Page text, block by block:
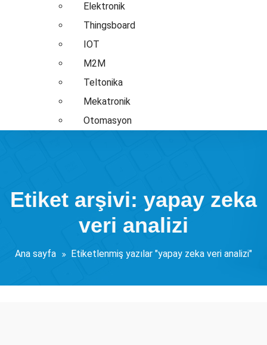
Elektronik
Thingsboard
IOT
M2M
Teltonika
Mekatronik
Otomasyon
Etiket arşivi: yapay zeka
veri analizi
Ana sayfa Etiketlenmiş yazılar "yapay zeka veri analizi"